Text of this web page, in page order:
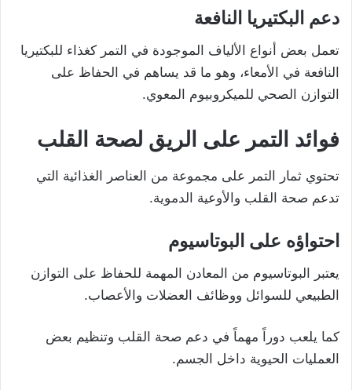
دعم البكتيريا النافعة
تعمل بعض أنواع الألياف الموجودة في التمر كغذاء للبكتيريا
النافعة في الأمعاء، وهو ما قد يساهم في الحفاظ على
التوازن الصحي للميكروبيوم المعوي.
فوائد التمر على الريق لصحة القلب
تحتوي ثمار التمر على مجموعة من العناصر الغذائية التي
تدعم صحة القلب والأوعية الدموية.
احتواؤه على البوتاسيوم
يعتبر البوتاسيوم من المعادن المهمة للحفاظ على التوازن
الطبيعي للسوائل ووظائف العضلات والأعصاب.
كما يلعب دوراً مهماً في دعم صحة القلب وتنظيم بعض
العمليات الحيوية داخل الجسم.